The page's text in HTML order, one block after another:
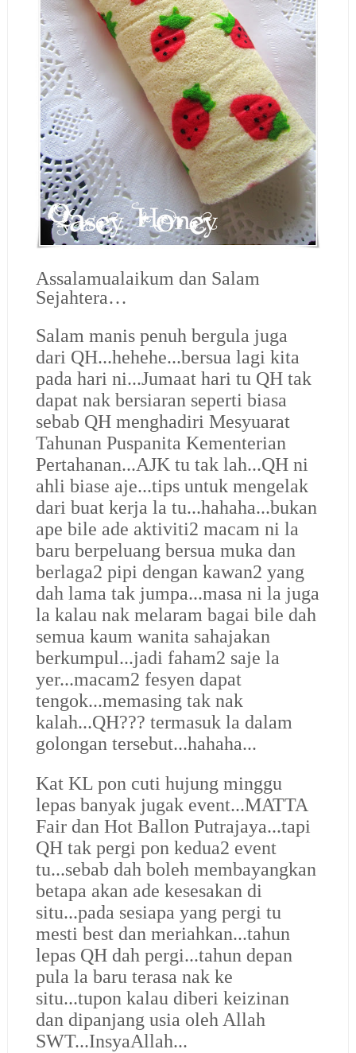
Assalamualaikum dan Salam
Sejahtera…
Salam manis penuh bergula juga
dari QH...hehehe...bersua lagi kita
pada hari ni...Jumaat hari tu QH tak
dapat nak bersiaran seperti biasa
sebab QH menghadiri Mesyuarat
Tahunan Puspanita Kementerian
Pertahanan...AJK tu tak lah...QH ni
ahli biase aje...tips untuk mengelak
dari buat kerja la tu...hahaha...bukan
ape bile ade aktiviti2 macam ni la
baru berpeluang bersua muka dan
berlaga2 pipi dengan kawan2 yang
dah lama tak jumpa...masa ni la juga
la kalau nak melaram bagai bile dah
semua kaum wanita sahajakan
berkumpul...jadi faham2 saje la
yer...macam2 fesyen dapat
tengok...memasing tak nak
kalah...QH??? termasuk la dalam
golongan tersebut...hahaha...
Kat KL pon cuti hujung minggu
lepas banyak jugak event...MATTA
Fair dan Hot Ballon Putrajaya...tapi
QH tak pergi pon kedua2 event
tu...sebab dah boleh membayangkan
betapa akan ade kesesakan di
situ...pada sesiapa yang pergi tu
mesti best dan meriahkan...tahun
lepas QH dah pergi...tahun depan
pula la baru terasa nak ke
situ...tupon kalau diberi keizinan
dan dipanjang usia oleh Allah
SWT...InsyaAllah...